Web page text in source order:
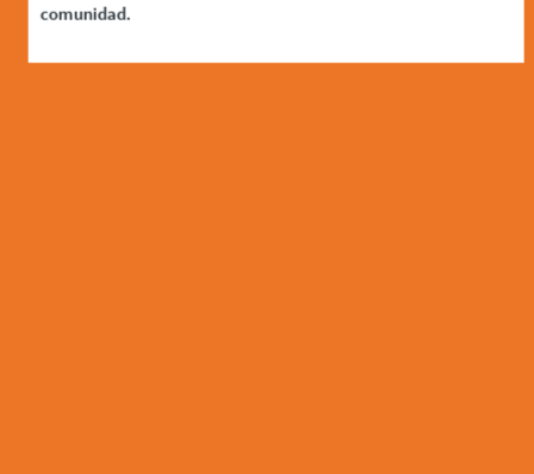
comunidad.